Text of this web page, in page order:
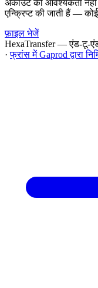
अकाउंट की आवश्यकता
एन्क्रिप्ट की जाती हैं —
फ़ाइल भेजें
HexaTransfer — एंड-टू-
· फ्रांस में Gaprod द्वारा